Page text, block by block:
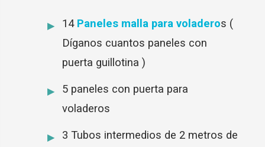
14 Paneles malla para voladeros (
Díganos cuantos paneles con
puerta guillotina )
5 paneles con puerta para
voladeros
3 Tubos intermedios de 2 metros de